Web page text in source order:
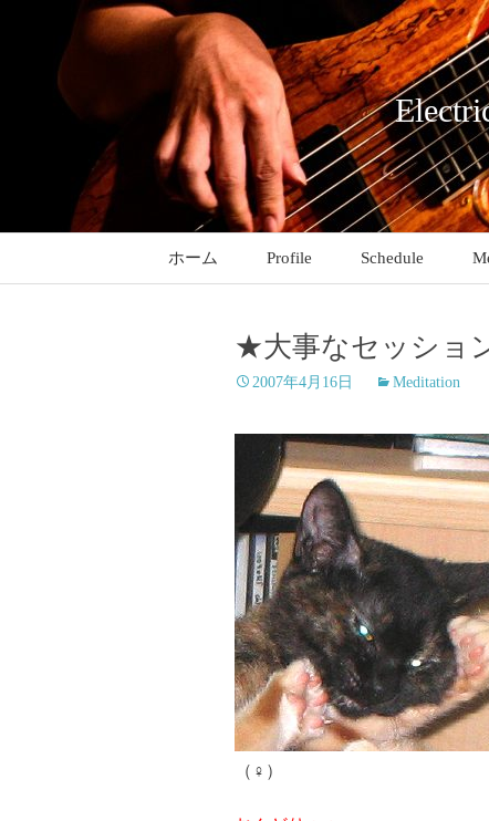
ッ
ホーム Profile Schedule
★大事なセッショ
2007年4月16日 Meditation
（♀）